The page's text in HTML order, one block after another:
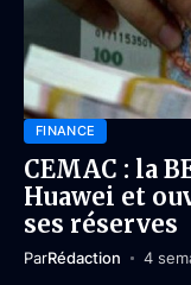
FINANCE
CEMAC : la
Huawei et
ses réserves
ParRédaction 4